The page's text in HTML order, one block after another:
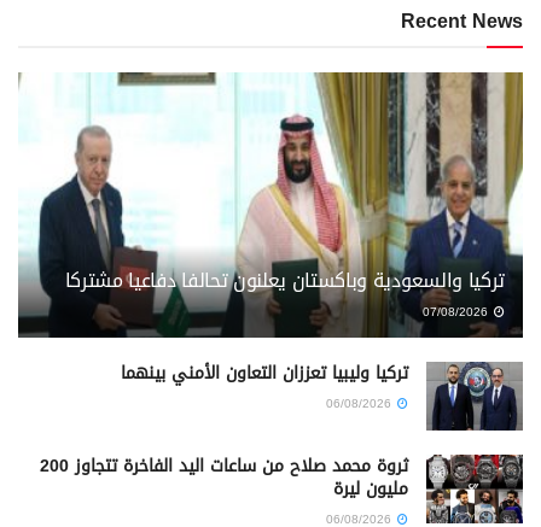
Recent News
تركيا والسعودية وباكستان يعلنون تحالفا دفاعيا مشتركا
تركيا وليبيا تعززان التعاون الأمني بينهما
ثروة محمد صلاح من ساعات اليد الفاخرة تتجاوز 200
مليون ليرة